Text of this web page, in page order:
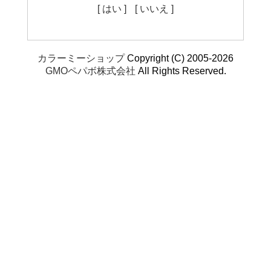
[ はい ] [ いいえ ]
カラーミーショップCopyright (C) 2005-2026
GMOペパボ株式会社 All Rights Reserved.